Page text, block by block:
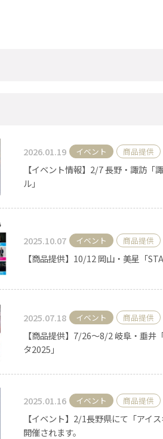
アウトドアキャ
2026.01.19 イベント 商品提供
【イベント情報】2/7 長野・諏訪「
ル」
2025.10.07 イベント 商品提供
【商品提供】10/12 岡山・美星「
2025.07.18 イベント 商品提供
【商品提供】7/26〜8/2 岐阜・垂井
タ2025」
2025.01.16 イベント 商品提供
【イベント】2/1長野県にて「アイ
開催されます。